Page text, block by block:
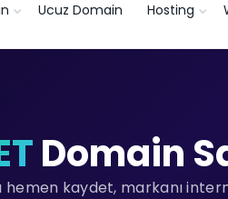
Ucuz Domain Hosting
Domain
hemen kaydet, markanı